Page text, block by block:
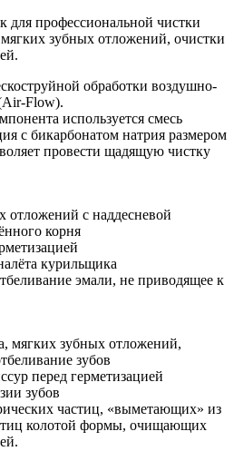
для профессиональной чистки
зубных отложений, очистки
обработки воздушно-
Flow).
используется смесь
с бикарбонатом натрия размером
провести щадящую чистку
отложений с наддесневой
корня
курильщика
эмали, не приводящее к
мягких зубных отложений,
зубов
перед герметизацией
зубов
частиц, «выметающих» из
колотой формы, очищающих